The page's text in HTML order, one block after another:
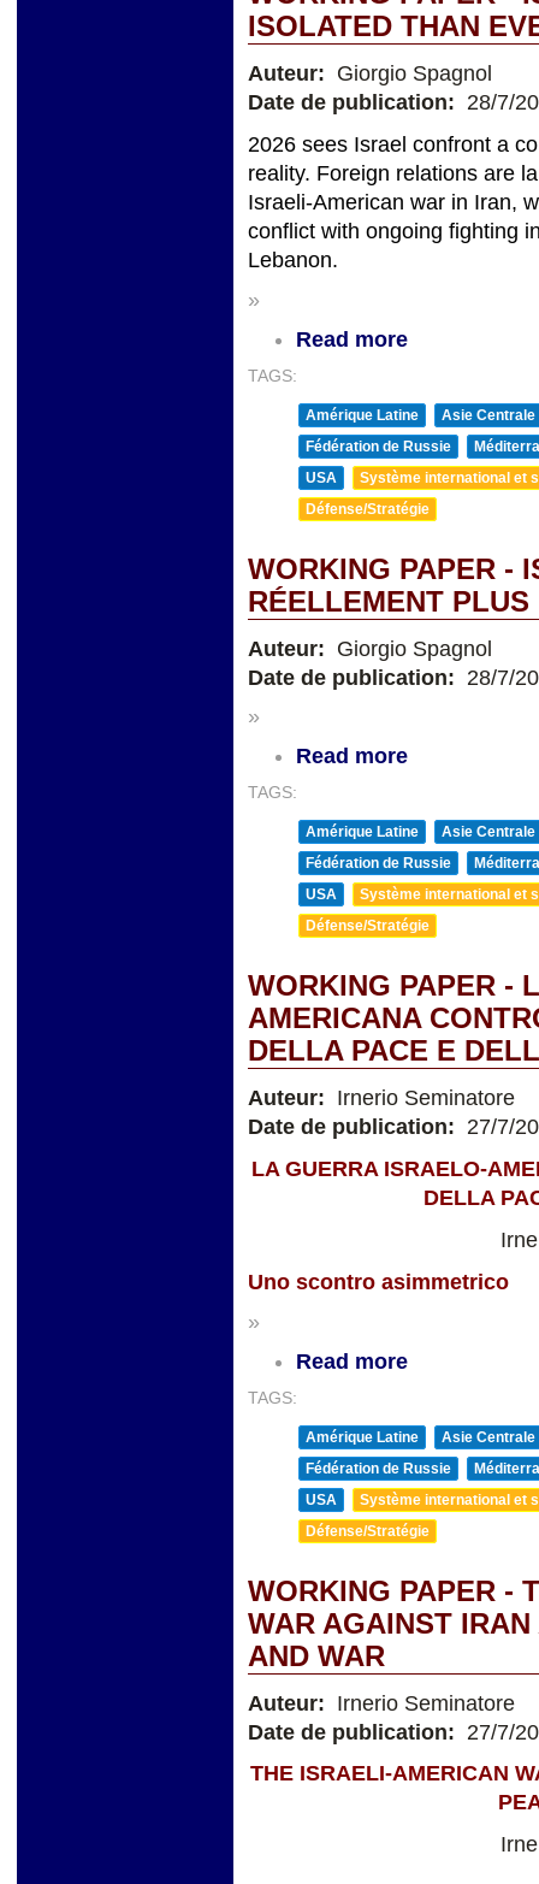
ISOLATED THAN
Auteur: Giorgio Spagnol
Date de publication: 28/7/
2026 sees Israel confront a
reality. Foreign relations are
Israeli-American war in Iran,
conflict with ongoing fighting
Lebanon.
»
Read more
TAGS:
Amérique Latine
Asie Centrale
Fédération de Russie
USA
Système international et
Défense/Stratégie
WORKING PAPER -
RÉELLEMENT
Auteur: Giorgio Spagnol
Date de publication: 28/7/
»
Read more
TAGS:
Amérique Latine
Asie Centrale
Fédération de Russie
USA
Système international et
Défense/Stratégie
WORKING PAPER -
AMERICANA
DELLA PACE E
Auteur: Irnerio Seminatore
Date de publication: 27/7/
LA GUERRA ISRAELO-
DELLA
Uno scontro asimmetrico
»
Read more
TAGS:
Amérique Latine
Asie Centrale
Fédération de Russie
USA
Système international et
Défense/Stratégie
WORKING PAPER -
WAR AGAINST
AND WAR
Auteur: Irnerio Seminatore
Date de publication: 27/7/
THE ISRAELI-AMERICAN